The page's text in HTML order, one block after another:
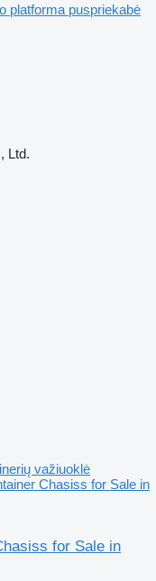
platforma puspriekabė
Ltd.
važiuoklė
Chasiss for Sale in
for Sale in